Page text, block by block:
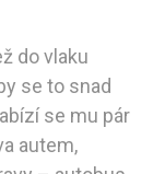
do vlaku
se to snad
se mu pár
autem,